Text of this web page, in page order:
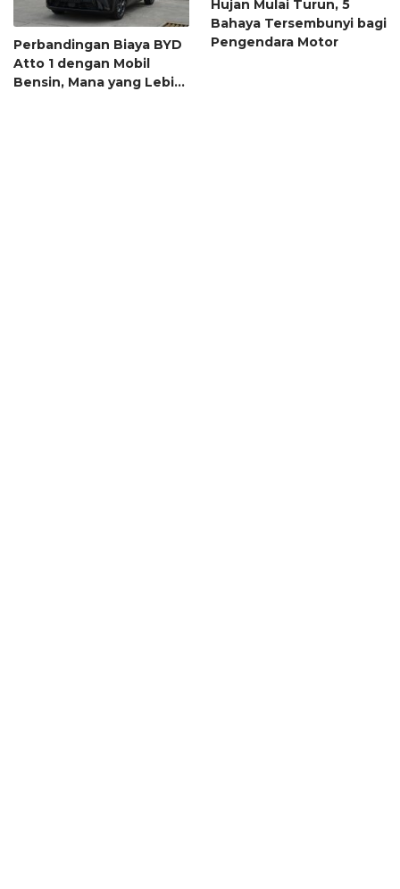
Perbandingan Biaya BYD
Atto 1 dengan Mobil
Bensin, Mana yang Lebih
Hujan Mulai Turun, 5
Bahaya Tersembunyi bagi
Pengendara Motor